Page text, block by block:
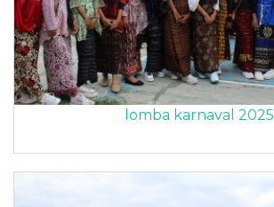
lomba karnaval 2025